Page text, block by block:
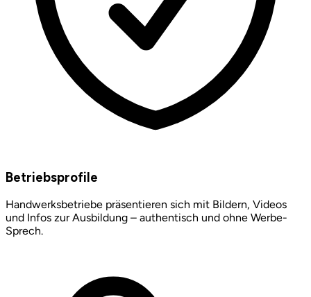
Betriebsprofile
Handwerksbetriebe präsentieren sich mit Bildern, Videos
und Infos zur Ausbildung – authentisch und ohne Werbe-
Sprech.